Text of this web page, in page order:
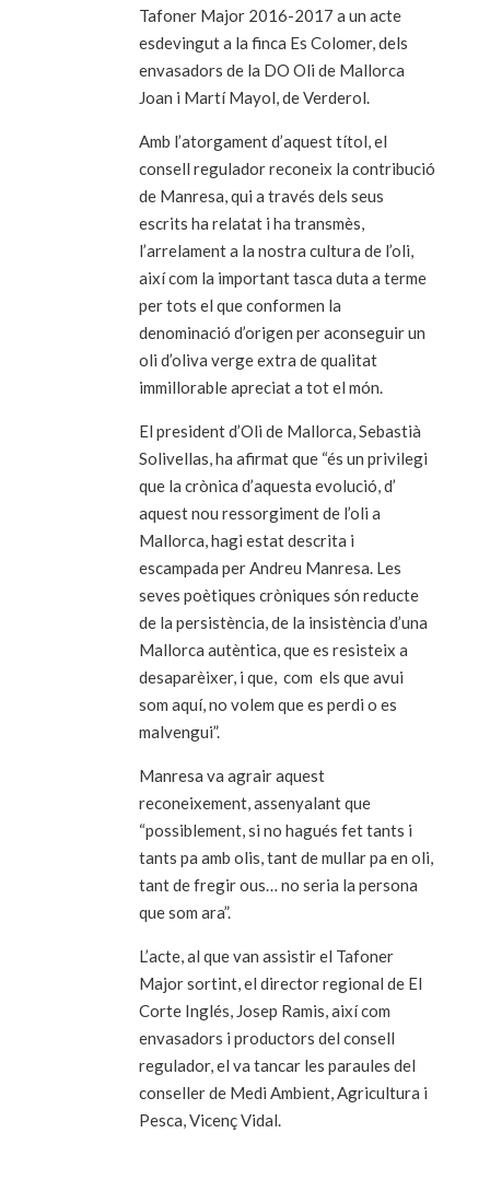
Tafoner Major 2016-2017 a un acte
esdevingut a la finca Es Colomer, dels
envasadors de la DO Oli de Mallorca
Joan i Martí Mayol, de Verderol.
Amb l’atorgament d’aquest títol, el
consell regulador reconeix la contribució
de Manresa, qui a través dels seus
escrits ha relatat i ha transmès,
l’arrelament a la nostra cultura de l’oli,
així com la important tasca duta a terme
per tots el que conformen la
denominació d’origen per aconseguir un
oli d’oliva verge extra de qualitat
immillorable apreciat a tot el món.
El president d’Oli de Mallorca, Sebastià
Solivellas, ha afirmat que “és un privilegi
que la crònica d’aquesta evolució, d’
aquest nou ressorgiment de l’oli a
Mallorca, hagi estat descrita i
escampada per Andreu Manresa. Les
seves poètiques cròniques són reducte
de la persistència, de la insistència d’una
Mallorca autèntica, que es resisteix a
desaparèixer, i que, com els que avui
som aquí, no volem que es perdi o es
malvengui”.
Manresa va agrair aquest
reconeixement, assenyalant que
“possiblement, si no hagués fet tants i
tants pa amb olis, tant de mullar pa en oli,
tant de fregir ous… no seria la persona
que som ara”.
L’acte, al que van assistir el Tafoner
Major sortint, el director regional de El
Corte Inglés, Josep Ramis, així com
envasadors i productors del consell
regulador, el va tancar les paraules del
conseller de Medi Ambient, Agricultura i
Pesca, Vicenç Vidal.